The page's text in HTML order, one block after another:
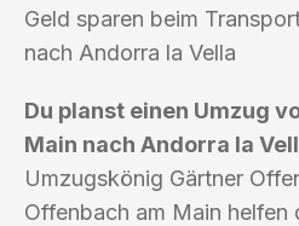
Geld sparen beim
nach Andorra la Vella
Du planst einen Umzug
Main nach Andorra la
Umzugskönig Gärtner
Offenbach am Main helfen